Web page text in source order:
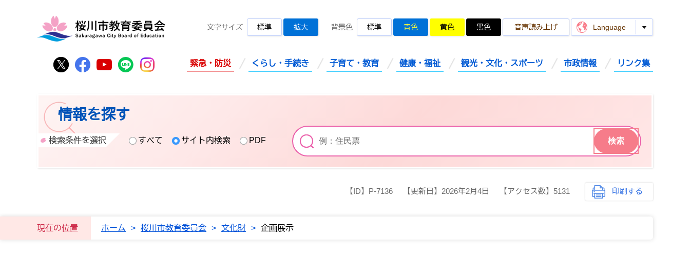
桜川市公式Twitter
桜川市公式Facebook
桜川市公式YouTube
桜川市公式LINE
Instagram
文字サイズ 標準 拡大 背景色 標準 青色 黄色 黒色 音声読み上げ Language
緊急・防災 くらし・手続き 子育て・教育 健康・福祉 観光・文化・スポーツ 市政情報 リンク集
情報を探す
検索条件を選択 すべて サイト内検索 PDF
【ID】 P-7136 【更新日】 2026年2月4日 【アクセス数】 5131 印刷する
現在の位置 ホーム > 桜川市教育委員会 > 文化財 > 企画展示